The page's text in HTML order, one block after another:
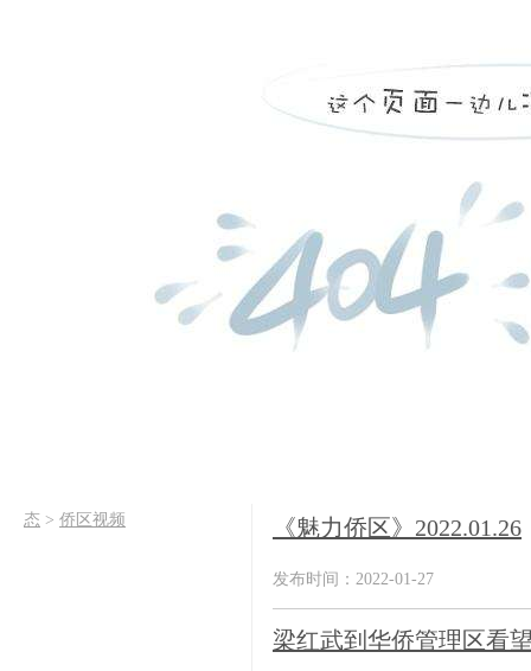
态 > 侨区视频 《魅力侨区》2022.01.26
发布时间：2022-01-27
梁红武到华侨管理区看